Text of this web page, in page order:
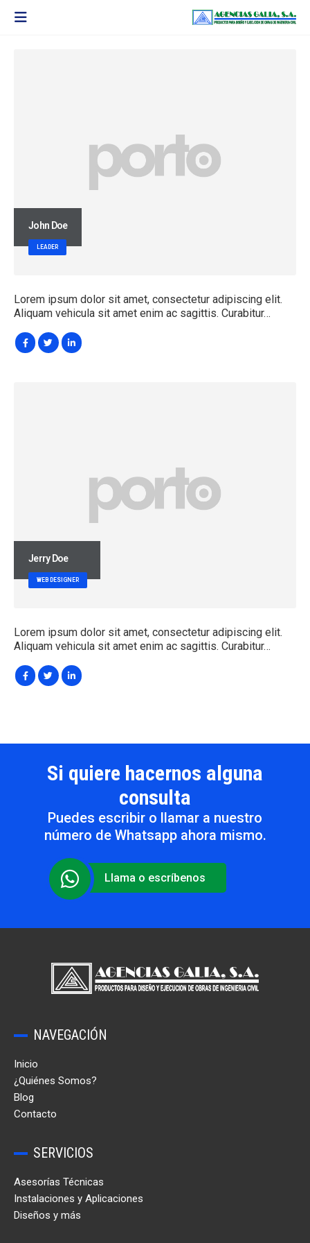
John Doe
LEADER
Lorem ipsum dolor sit amet, consectetur adipiscing elit.
Aliquam vehicula sit amet enim ac sagittis. Curabitur…
Jerry Doe
WEB DESIGNER
Lorem ipsum dolor sit amet, consectetur adipiscing elit.
Aliquam vehicula sit amet enim ac sagittis. Curabitur…
Si quiere hacernos alguna
consulta
Puedes escribir o llamar a nuestro
número de Whatsapp ahora mismo.
Llama o escríbenos
NAVEGACIÓN
Inicio
¿Quiénes Somos?
Blog
Contacto
SERVICIOS
Asesorías Técnicas
Instalaciones y Aplicaciones
Diseños y más